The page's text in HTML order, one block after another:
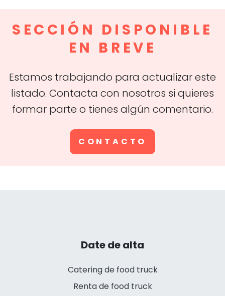
SECCIÓN DISPONIBLE
EN BREVE
Estamos trabajando para actualizar este
listado. Contacta con nosotros si quieres
formar parte o tienes algún comentario.
CONTACTO
Date de alta
Catering de food truck
Renta de food truck